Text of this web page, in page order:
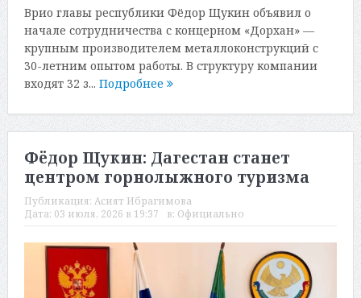
Врио главы республики Фёдор Щукин объявил о
начале сотрудничества с концерном «Дорхан» —
крупным производителем металлоконструкций с
30-летним опытом работы. В структуру компании
входят 32 з... Подробнее
Фёдор Щукин: Дагестан станет
центром горнолыжного туризма
Публикация: Асият Ибрагимова
Дата: 03 июля, 2026 в 19:37 в: Официально